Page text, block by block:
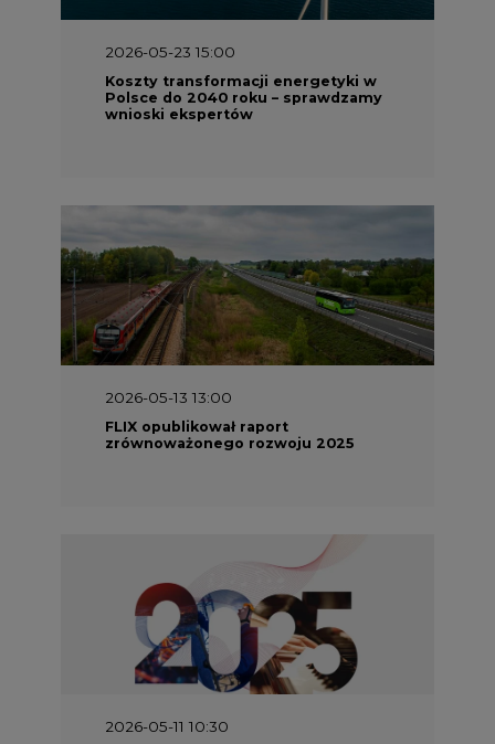
2026-05-23 15:00
Koszty transformacji energetyki w
Polsce do 2040 roku – sprawdzamy
wnioski ekspertów
2026-05-13 13:00
FLIX opublikował raport
zrównoważonego rozwoju 2025
2026-05-11 10:30